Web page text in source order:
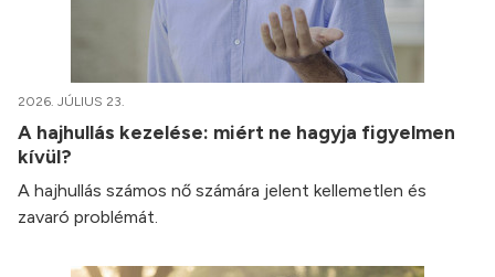
2026. JÚLIUS 23.
A hajhullás kezelése: miért ne hagyja figyelmen
kívül?
A hajhullás számos nő számára jelent kellemetlen és
zavaró problémát.